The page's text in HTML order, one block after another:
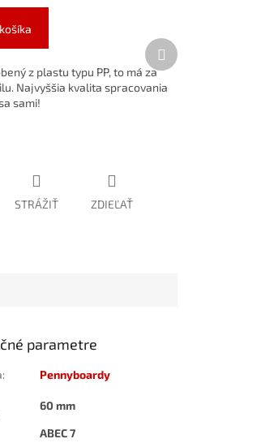
z plastu typu PP, to má za
Najvyššia kvalita spracovania
sami!
STRÁŽIŤ ZDIEĽAŤ
Ďalší
produkt
parametre
:
Pennyboardy
60 mm
ABEC 7